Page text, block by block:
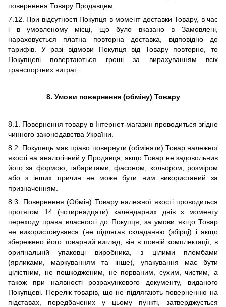
повернення Товару Продавцем.
7.12. При відсутності Покупця в момент доставки Товару, в час
і в умовленому місці, що було вказано в Замовлені,
нараховується платна повторна доставка, відповідно до
тарифів. У разі відмови Покупця від Товару повторно, то
Покупцеві повертаються гроші за вирахуванням всіх
транспортних витрат.
8. Умови повернення (обміну) Товару
8.1. Повернення товару в Інтернет-магазин проводиться згідно
чинного законодавства України.
8.2. Покупець має право повернути (обміняти) Товар належної
якості на аналогічний у Продавця, якщо Товар не задовольнив
його за формою, габаритами, фасоном, кольором, розміром
або з інших причин не може бути ним використаний за
призначенням.
8. 3. Повернення (Обмін) Товару належної якості проводиться
протягом 14 (чотирнадцяти) календарних днів з моменту
переходу права власності до Покупця, за умови якщо Товар
не використовувався (не підлягав складанню(збірці) і якщо
збережено його товарний вигляд, він в повній комплектації, в
оригінальній упаковці виробника, з цілими пломбами
(ярликами, маркуванням та інше), упакування має бути
цілістним, не пошкодженим, не порваним, сухим, чистим, а
також при наявності розрахункового документу, виданого
Покупцеві. Перелік товарів, що не підлягають поверненню на
підставах, передбачених у цьому пункті, затверджується